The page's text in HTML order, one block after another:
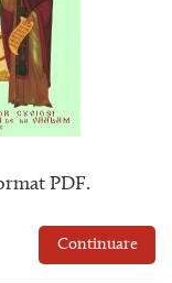
PDF.
Continuare